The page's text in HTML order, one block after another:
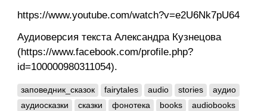
https://www.youtube.com/watch?v=e2U6Nk7pU64
Аудиоверсия текста Александра Кузнецова
(https://www.facebook.com/profile.php?
id=100000980311054).
заповедник_сказок fairytales audio stories
аудио
аудиосказки
сказки фонотека books
audiobooks